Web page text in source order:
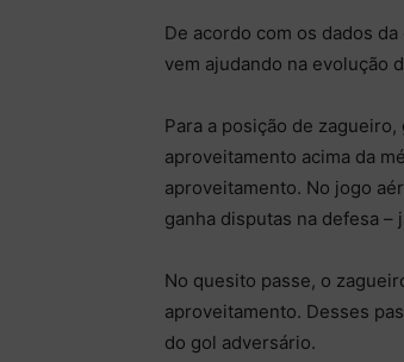
De acordo com os dados
vem ajudando na evolução
Para a posição de
aproveitamento acima da
aproveitamento. No jogo
ganha disputas na defesa –
No quesito passe, o
aproveitamento. Desses
do gol adversário.